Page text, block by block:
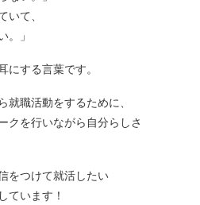
いて、
。」
にする言葉です。
就職活動をするために、
クを行いながら自分らしさ
をつけて就活したい
ています！